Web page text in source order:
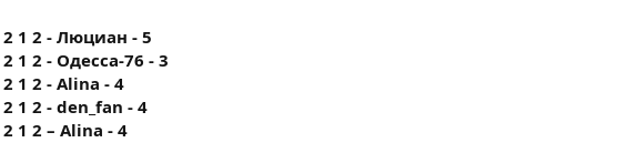
2 1 2 - Люциан - 5
1 2 - Одесса-76 - 3
1 2 - Alina - 4
1 2 - den_fan - 4
1 2 – Alina - 4